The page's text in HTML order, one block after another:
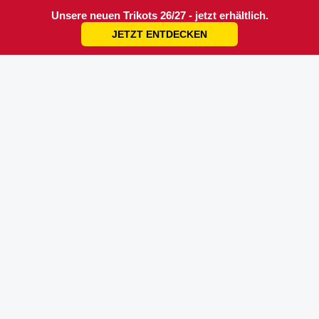
Unsere neuen Trikots 26/27 - jetzt erhältlich.
JETZT ENTDECKEN